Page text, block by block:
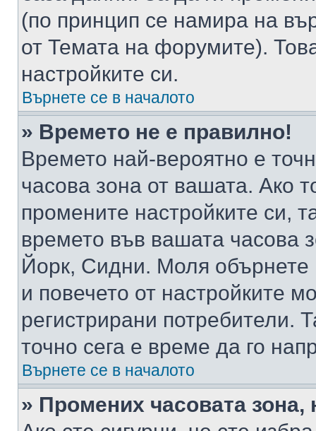
(по принцип се намира на
от Темата на форумите).
настройките си.
Върнете се в началото
» Времето не е правилно!
Времето най-вероятно е
часова зона от вашата. Ако
промените настройките си,
времето във вашата
Йорк, Сидни. Моля обърнете
и повечето от настройките
регистрирани потребители.
точно сега е време да го
Върнете се в началото
» Промених часовата